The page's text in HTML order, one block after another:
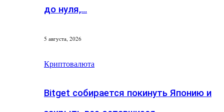
до нуля,…
5 августа, 2026
Криптовалюта
Bitget собирается покинуть Японию и